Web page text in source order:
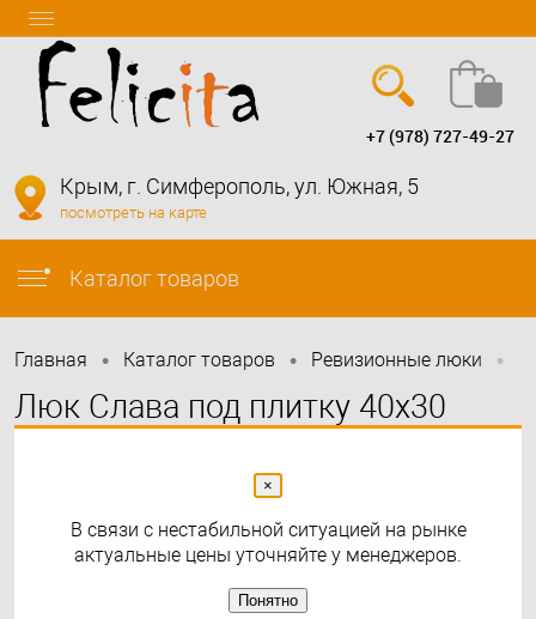
info@felicita-crimea.ru
+7 (978) 727-49-27
Крым, г. Симферополь, ул. Южная, 5
посмотреть на карте
Каталог товаров
Главная • Каталог товаров • Ревизионные люки •
Люк Слава под плитку 40х30
×
В связи с нестабильной ситуацией на рынке
актуальные цены уточняйте у менеджеров.
Понятно